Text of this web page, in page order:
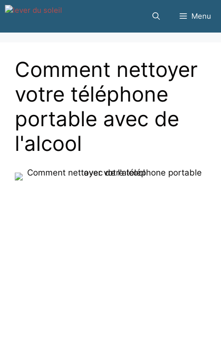
Passer
contenu
Menu
Comment nettoyer
votre téléphone
portable avec de
l'alcool